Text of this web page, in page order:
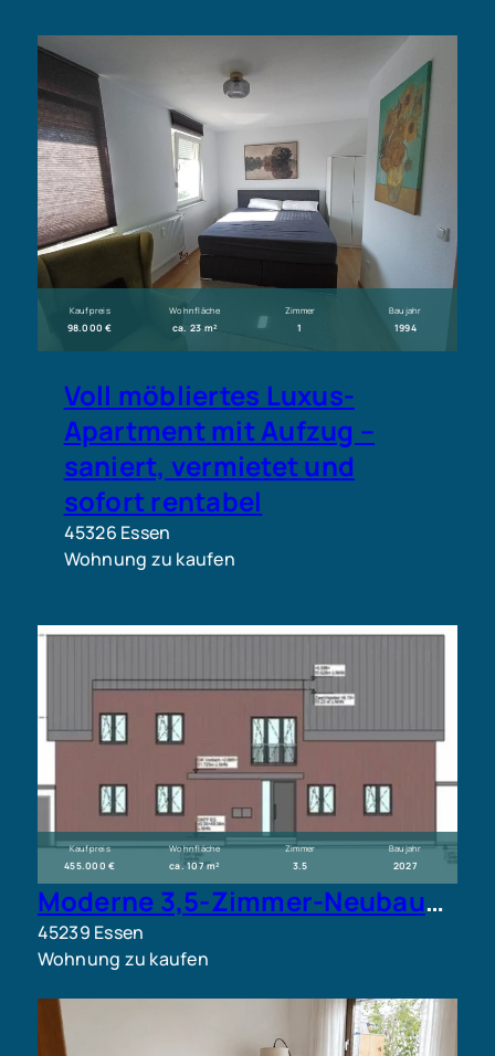
Kaufpreis
98.000 €
Wohnfläche
ca. 23 m²
Zimmer
1
Baujahr
1994
Voll möbliertes Luxus-
Apartment mit Aufzug –
saniert, vermietet und
sofort rentabel
45326 Essen
Wohnung zu kaufen
Kaufpreis
455.000 €
Wohnfläche
ca. 107 m²
Zimmer
3.5
Baujahr
2027
Moderne 3,5-Zimmer-Neubauwohnung in E-Werden: Barrierefrei, mit Ruhrblick, Garage und Fördermöglichkeiten.
45239 Essen
Wohnung zu kaufen